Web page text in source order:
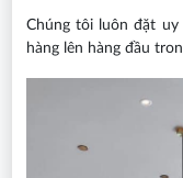
Chúng tôi luôn đặt
hàng lên hàng đầu